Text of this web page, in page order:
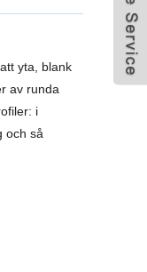
yta, blank
av runda
i
och så